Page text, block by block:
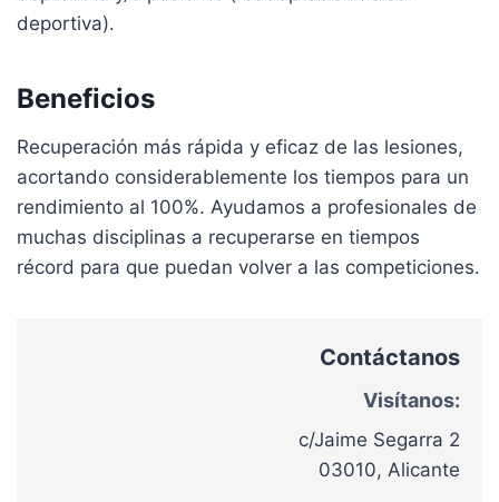
deportiva).
Beneficios
Recuperación más rápida y eficaz de las lesiones,
acortando considerablemente los tiempos para un
rendimiento al 100%. Ayudamos a profesionales de
muchas disciplinas a recuperarse en tiempos
récord para que puedan volver a las competiciones.
Contáctanos
Visítanos:
c/Jaime Segarra 2
03010, Alicante